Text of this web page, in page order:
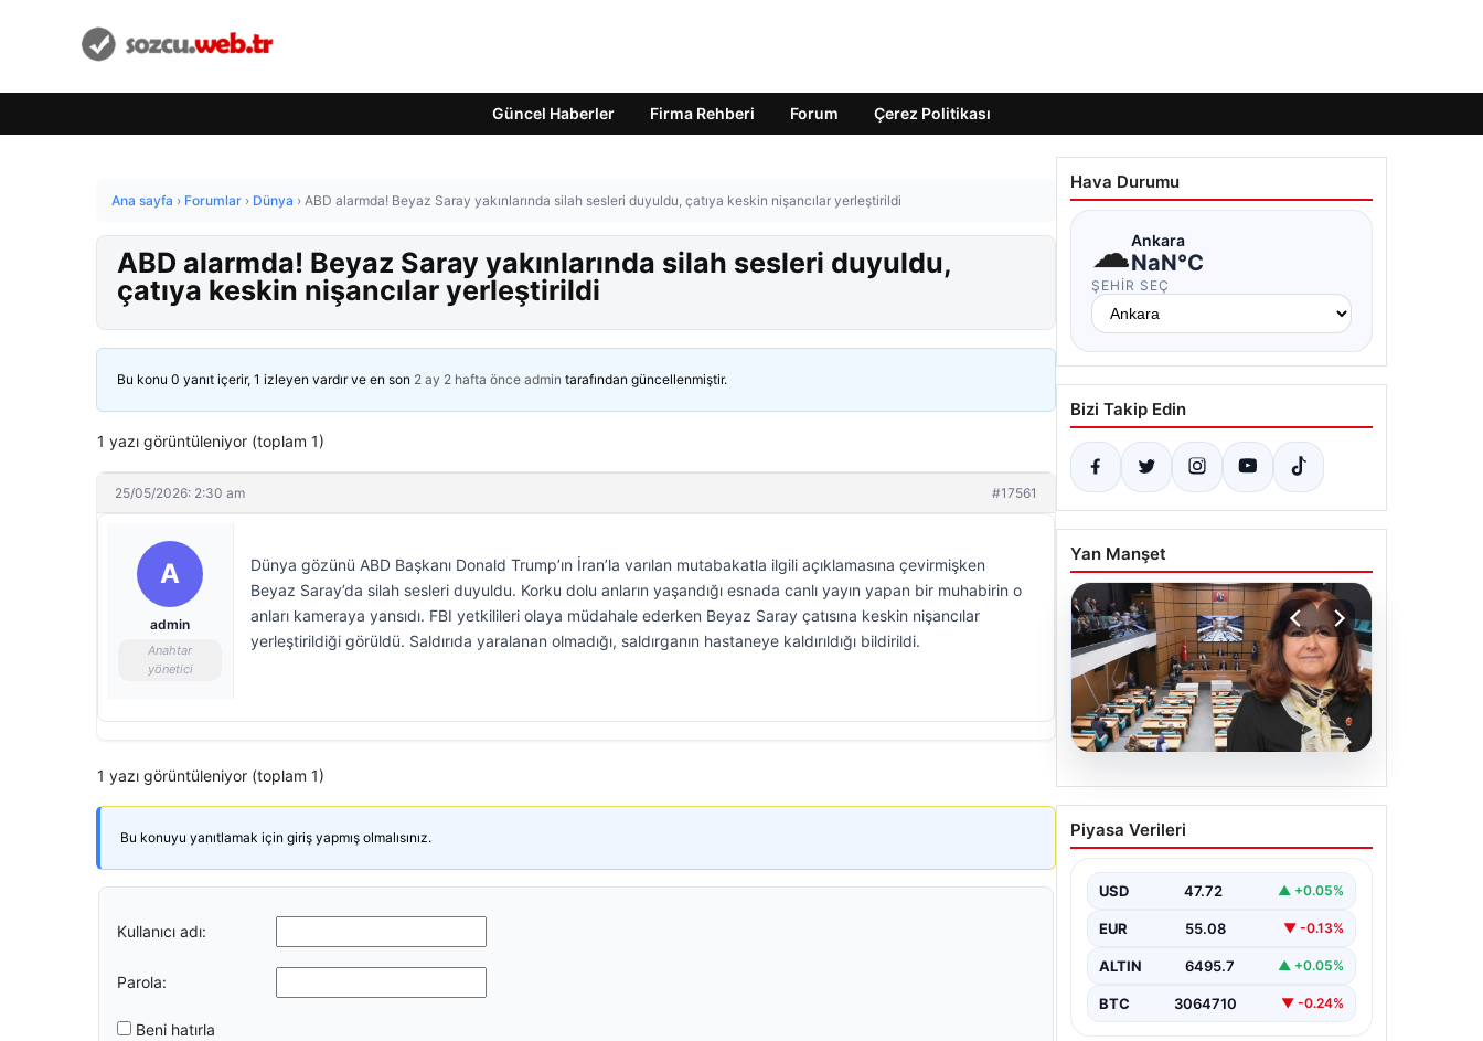
Güncel Haberler Firma Rehberi Forum Çerez Politikası
Ana sayfa › Forumlar › Dünya › ABD alarmda! Beyaz Saray yakınlarında silah sesleri duyuldu, çatıya keskin nişancılar yerleştirildi
ABD alarmda! Beyaz Saray yakınlarında silah sesleri duyuldu,
çatıya keskin nişancılar yerleştirildi
Bu konu 0 yanıt içerir, 1 izleyen vardır ve en son 2 ay 2 hafta önce admin tarafından güncellenmiştir.
1 yazı görüntüleniyor (toplam 1)
25/05/2026: 2:30 am #17561
A
admin
Anahtar
yönetici
Dünya gözünü ABD Başkanı Donald Trump’ın İran’la varılan mutabakatla ilgili açıklamasına çevirmişken
Beyaz Saray’da silah sesleri duyuldu. Korku dolu anların yaşandığı esnada canlı yayın yapan bir muhabirin o
anları kameraya yansıdı. FBI yetkilileri olaya müdahale ederken Beyaz Saray çatısına keskin nişancılar
yerleştirildiği görüldü. Saldırıda yaralanan olmadığı, saldırganın hastaneye kaldırıldığı bildirildi.
1 yazı görüntüleniyor (toplam 1)
Bu konuyu yanıtlamak için giriş yapmış olmalısınız.
Kullanıcı adı:
Parola:
Beni hatırla
Hava Durumu
☁Ankara
NaN°C
ŞEHIR SEÇ
Bizi Takip Edin
Yan Manşet
Üsküdar Belediyesi’nde
başkanvekili Sibel Tan
Piyasa Verileri
USD 47.72 ▲ +0.05%
EUR 55.08 ▼ -0.13%
ALTIN 6495.7 ▲ +0.05%
BTC 3064710 ▼ -0.24%